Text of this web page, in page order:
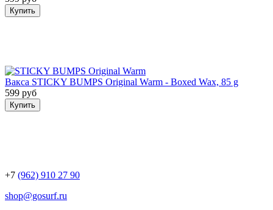
Купить
Вакса STICKY BUMPS Original Warm - Boxed Wax, 85 g
599 руб
Купить
+7 (962) 910 27 90
shop@gosurf.ru